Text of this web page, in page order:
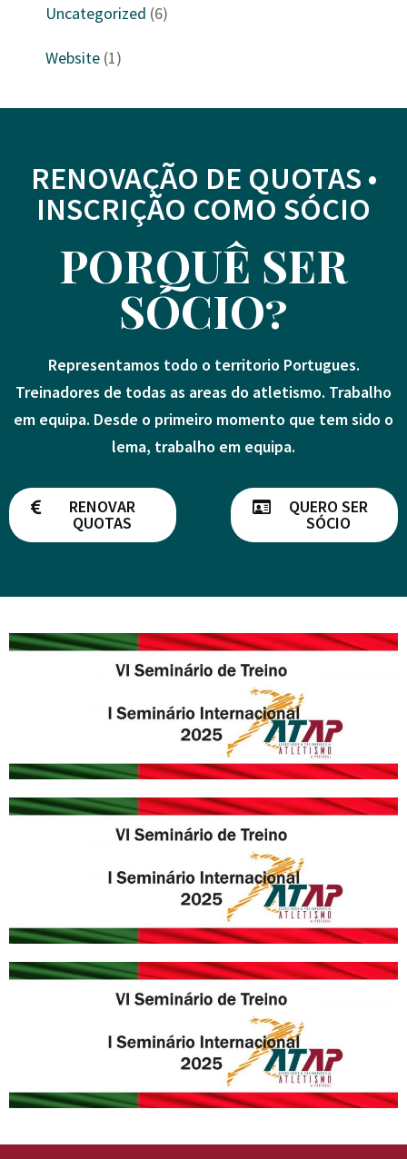
Uncategorized (6)
Website (1)
RENOVAÇÃO DE QUOTAS •
INSCRIÇÃO COMO SÓCIO
PORQUÊ SER
SÓCIO?
Representamos todo o territorio Portugues.
Treinadores de todas as areas do atletismo. Trabalho
em equipa. Desde o primeiro momento que tem sido o
lema, trabalho em equipa.
RENOVAR
QUOTAS
QUERO SER
SÓCIO